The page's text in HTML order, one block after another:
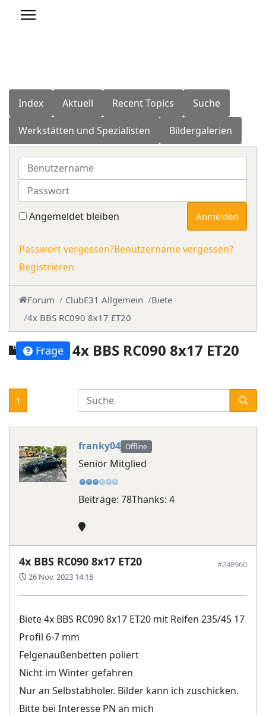
Index Aktuell Recent Topics Suche
Werkstätten und Spezialisten Bildergalerien
Benutzername
Passwort
Angemeldet bleiben Anmelden
Passwort vergessen?Benutzername vergessen?
Registrieren
Forum ClubE31 Allgemein
Biete
4x BBS RC090 8x17 ET20
Frage 4x BBS RC090 8x17 ET20
1
franky04 Offline
Senior Mitglied
Beiträge: 78Thanks: 4
4x BBS RC090 8x17 ET20
26 Nov. 2023 14:18
#248960
Biete 4x BBS RC090 8x17 ET20 mit Reifen 235/45 17
Profil 6-7 mm
Felgenaußenbetten poliert
Nicht im Winter gefahren
Nur an Selbstabholer. Bilder kann ich zuschicken.
Bitte bei Interesse PN an mich